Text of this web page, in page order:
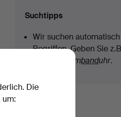
Suchtipps
Wir suchen
Begriffen. Geben Sie
Armbanduhr.
Die